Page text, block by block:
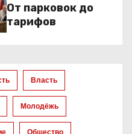
От парковок до
тарифов
Власть
Молодёжь